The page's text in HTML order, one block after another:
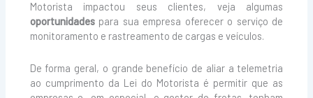
Motorista impactou seus clientes, veja algumas
oportunidadespara sua empresa oferecer o serviço de
monitoramento e rastreamento de cargas e veículos.
De forma geral, o grande benefício de aliar a telemetria
ao cumprimento da Lei do Motorista é permitir que as